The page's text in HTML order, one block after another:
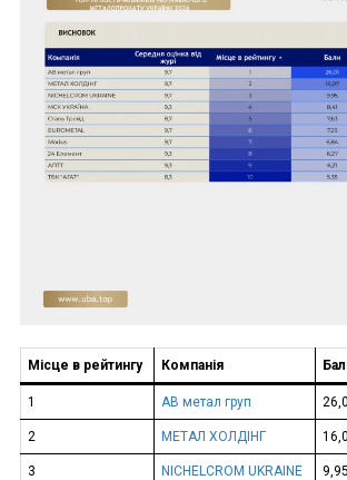
Місце в рейтингу Компанія
1 АВ метал груп
2 МЕТАЛ ХОЛДІНГ
3 NICHELCROM UKRAINE